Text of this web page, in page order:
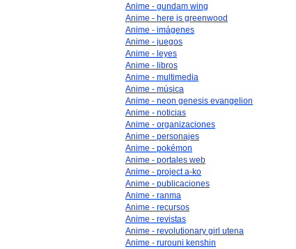
Anime - gundam wing
Anime - here is greenwood
Anime - imágenes
Anime - juegos
Anime - leyes
Anime - libros
Anime - multimedia
Anime - música
Anime - neon genesis evangelion
Anime - noticias
Anime - organizaciones
Anime - personajes
Anime - pokémon
Anime - portales web
Anime - project a-ko
Anime - publicaciones
Anime - ranma
Anime - recursos
Anime - revistas
Anime - revolutionary girl utena
Anime - rurouni kenshin